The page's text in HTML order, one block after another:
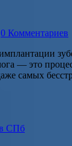
0 Комментариев
— это
самых
СПб